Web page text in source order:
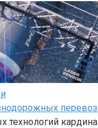
технологий